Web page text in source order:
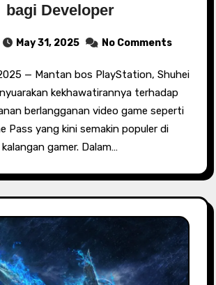
bagi Developer
May 31, 2025 No Comments
kekhawatirannya terhadap
berlangganan video game seperti
Pass yang kini semakin populer di
kalangan gamer. Dalam…